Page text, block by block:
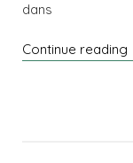
dans
Continue reading